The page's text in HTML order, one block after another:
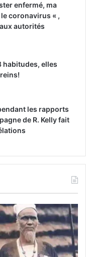
enfermé, ma
coronavirus « ,
autorités
habitudes, elles
les rapports
de R. Kelly fait